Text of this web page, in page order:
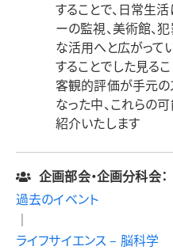
することで、日常生
ーの監視、美術館、
な活用へと広がって
することでした見る
客観的評価が手元の
なった中、これらの
紹介いたします
企画部会・企画分科会：
過去のイベント
｜
ライフサイエンス – 脳科学